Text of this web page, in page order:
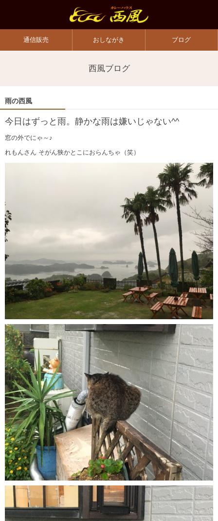
通信販売 おしながき ブログ
西風ブログ
雨の西風
今日はずっと雨。静かな雨は嫌いじゃない^^
窓の外でにゃ～♪
れもんさん そがん狭かとこにおらんちゃ（笑）